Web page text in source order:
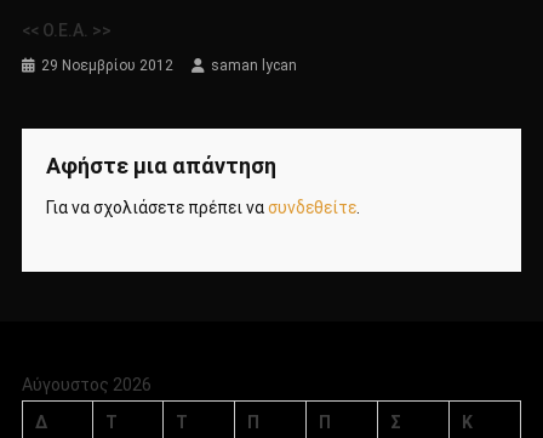
<< Ο.Ε.Α. >>
29 Νοεμβρίου 2012 saman lycan
Αφήστε μια απάντηση
Για να σχολιάσετε πρέπει νασυνδεθείτε.
Αύγουστος 2026
Δ
Τ Τ Π Π Σ Κ